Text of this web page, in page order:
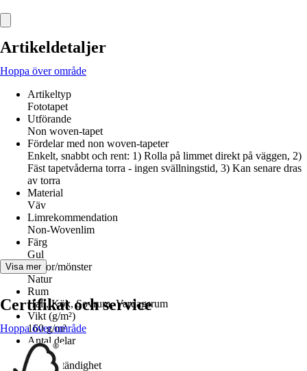
Artikeldetaljer
Hoppa över område
Artikeltyp
Fototapet
Utförande
Non woven-tapet
Fördelar med non woven-tapeter
Enkelt, snabbt och rent: 1) Rolla på limmet direkt på väggen, 2)
Fäst tapetvåderna torra - ingen svällningstid, 3) Kan senare dras
av torra
Material
Väv
Limrekommendation
Non-Wovenlim
Färg
Gul
Dekor/mönster
Natur
Rum
Hall, Kök, Sovrum, Vardagsrum
Vikt (g/m²)
160 g/m²
Antal delar
3
Färgbeständighet
Visa mer
Certifikat och service
Hoppa över område